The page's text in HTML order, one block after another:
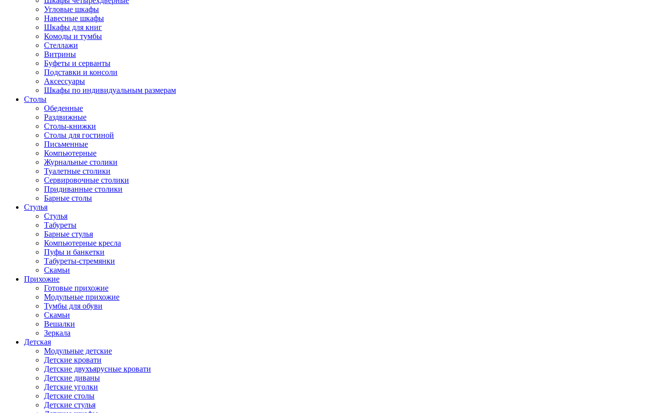
Угловые шкафы
Навесные шкафы
Шкафы для книг
Комоды и тумбы
Стеллажи
Витрины
Буфеты и серванты
Подставки и консоли
Аксессуары
Шкафы по индивидуальным размерам
Столы
Обеденные
Раздвижные
Столы-книжки
Столы для гостиной
Письменные
Компьютерные
Журнальные столики
Туалетные столики
Сервировочные столики
Придиванные столики
Барные столы
Стулья
Стулья
Табуреты
Барные стулья
Компьютерные кресла
Пуфы и банкетки
Табуреты-стремянки
Скамьи
Прихожие
Готовые прихожие
Модульные прихожие
Тумбы для обуви
Скамьи
Вешалки
Зеркала
Детская
Модульные детские
Детские кровати
Детские двухъярусные кровати
Детские диваны
Детские уголки
Детские столы
Детские стулья